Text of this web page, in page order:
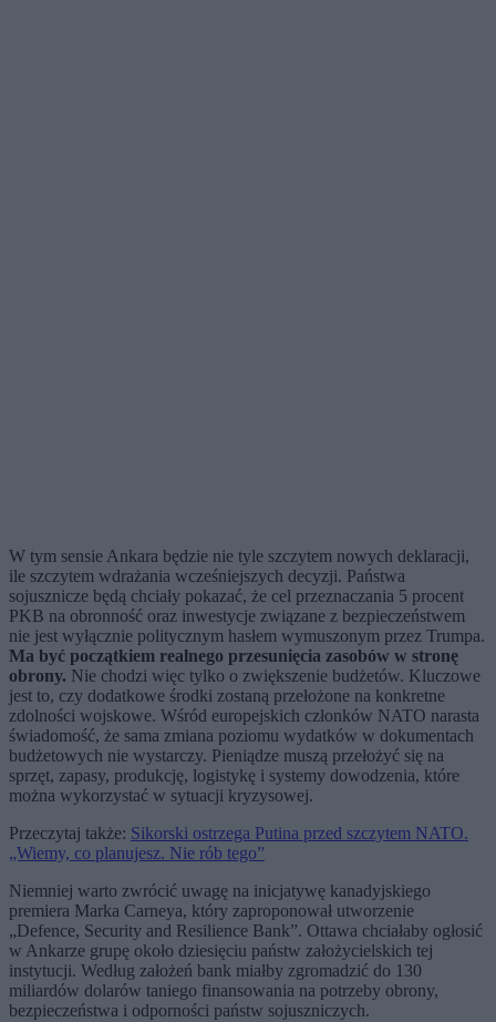
W tym sensie Ankara będzie nie tyle szczytem nowych deklaracji,
ile szczytem wdrażania wcześniejszych decyzji. Państwa
sojusznicze będą chciały pokazać, że cel przeznaczania 5 procent
PKB na obronność oraz inwestycje związane z bezpieczeństwem
nie jest wyłącznie politycznym hasłem wymuszonym przez Trumpa.
Ma być początkiem realnego przesunięcia zasobów w stronę
obrony. Nie chodzi więc tylko o zwiększenie budżetów. Kluczowe
jest to, czy dodatkowe środki zostaną przełożone na konkretne
zdolności wojskowe. Wśród europejskich członków NATO narasta
świadomość, że sama zmiana poziomu wydatków w dokumentach
budżetowych nie wystarczy. Pieniądze muszą przełożyć się na
sprzęt, zapasy, produkcję, logistykę i systemy dowodzenia, które
można wykorzystać w sytuacji kryzysowej.
Przeczytaj także: Sikorski ostrzega Putina przed szczytem NATO.
„Wiemy, co planujesz. Nie rób tego”
Niemniej warto zwrócić uwagę na inicjatywę kanadyjskiego
premiera Marka Carneya, który zaproponował utworzenie
„Defence, Security and Resilience Bank”. Ottawa chciałaby ogłosić
w Ankarze grupę około dziesięciu państw założycielskich tej
instytucji. Według założeń bank miałby zgromadzić do 130
miliardów dolarów taniego finansowania na potrzeby obrony,
bezpieczeństwa i odporności państw sojuszniczych.